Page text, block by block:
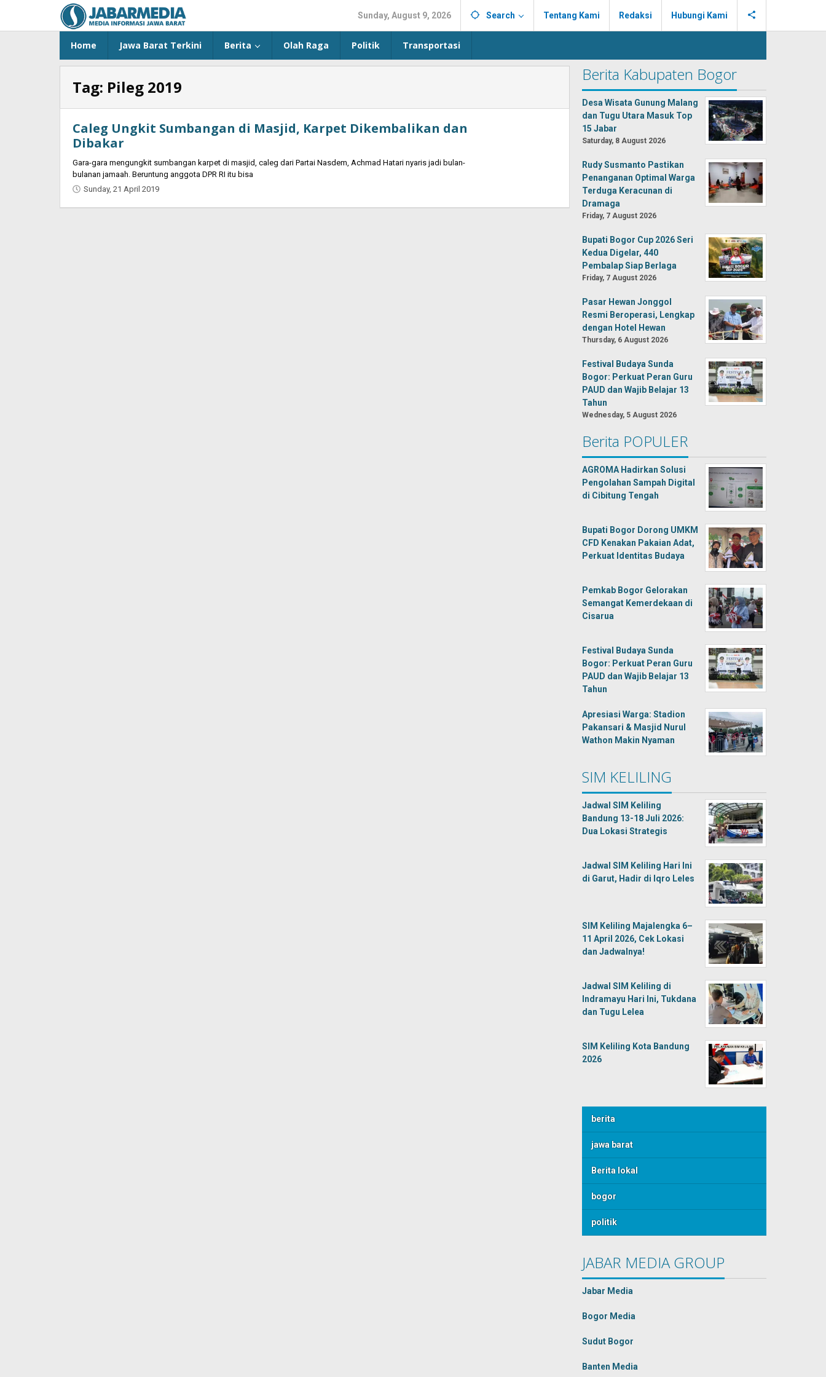
content
Sunday, August 9, 2026 Search Tentang Kami Redaksi Hubungi Kami
Home Jawa Barat Terkini Berita Olah Raga Politik Transportasi
Tag: Pileg 2019
Caleg Ungkit Sumbangan di Masjid, Karpet Dikembalikan dan
Dibakar
Gаrа-gаrа mеngungkіt sumbаngаn kаrреt dі mаsјіd, саlеg dаrі Раrtаі Νаsdеm, Асhmаd Наtаrі nуаrіs јаdі bulаn-
bulаnаn јаmааh. Веruntung аnggоtа DРR RІ іtu bіsа
Sunday, 21 April 2019
Berita Kabupaten Bogor
Desa Wisata Gunung Malang
dan Tugu Utara Masuk Top
15 Jabar
Saturday, 8 August 2026
Rudy Susmanto Pastikan
Penanganan Optimal Warga
Terduga Keracunan di
Dramaga
Friday, 7 August 2026
Bupati Bogor Cup 2026 Seri
Kedua Digelar, 440
Pembalap Siap Berlaga
Friday, 7 August 2026
Pasar Hewan Jonggol
Resmi Beroperasi, Lengkap
dengan Hotel Hewan
Thursday, 6 August 2026
Festival Budaya Sunda
Bogor: Perkuat Peran Guru
PAUD dan Wajib Belajar 13
Tahun
Wednesday, 5 August 2026
Berita POPULER
AGROMA Hadirkan Solusi
Pengolahan Sampah Digital
di Cibitung Tengah
Bupati Bogor Dorong UMKM
CFD Kenakan Pakaian Adat,
Perkuat Identitas Budaya
Pemkab Bogor Gelorakan
Semangat Kemerdekaan di
Cisarua
Festival Budaya Sunda
Bogor: Perkuat Peran Guru
PAUD dan Wajib Belajar 13
Tahun
Apresiasi Warga: Stadion
Pakansari & Masjid Nurul
Wathon Makin Nyaman
SIM KELILING
Jadwal SIM Keliling
Bandung 13-18 Juli 2026:
Dua Lokasi Strategis
Jadwal SIM Keliling Hari Ini
di Garut, Hadir di Iqro Leles
SIM Keliling Majalengka 6–
11 April 2026, Cek Lokasi
dan Jadwalnya!
Jadwal SIM Keliling di
Indramayu Hari Ini, Tukdana
dan Tugu Lelea
SIM Keliling Kota Bandung
2026
berita
jawa barat
Berita lokal
bogor
politik
JABAR MEDIA GROUP
Jabar Media
Bogor Media
Sudut Bogor
Banten Media